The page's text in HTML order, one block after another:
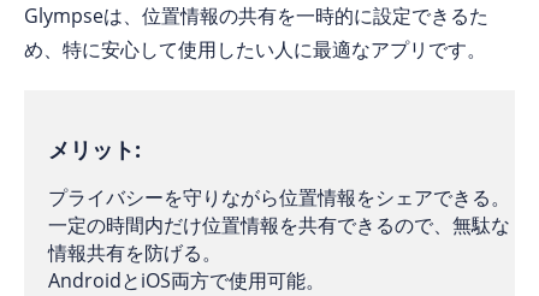
Glympseは、位置情報の共有を一時的に設定できるた
め、特に安心して使用したい人に最適なアプリです。
メリット:
プライバシーを守りながら位置情報をシェアできる。
一定の時間内だけ位置情報を共有できるので、無駄な
情報共有を防げる。
AndroidとiOS両方で使用可能。